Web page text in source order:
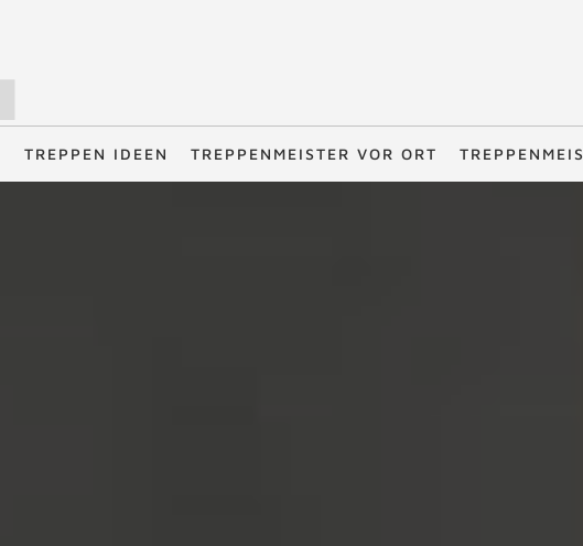
TREPPEN IDEEN TREPPENMEISTER VOR ORT